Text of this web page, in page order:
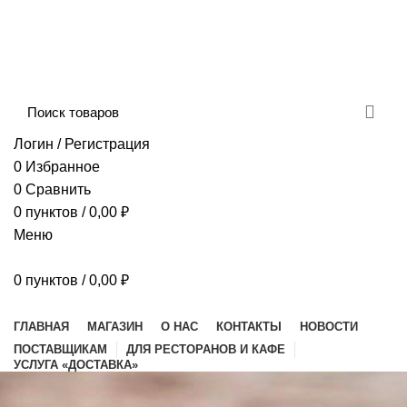
Логин / Регистрация
0 Избранное
0 Сравнить
0 пунктов / 0,00 ₽
Меню
0 пунктов / 0,00 ₽
ГЛАВНАЯ МАГАЗИН О НАС КОНТАКТЫ
НОВОСТИ
ПОСТАВЩИКАМ
ДЛЯ РЕСТОРАНОВ И КАФЕ
УСЛУГА «ДОСТАВКА»